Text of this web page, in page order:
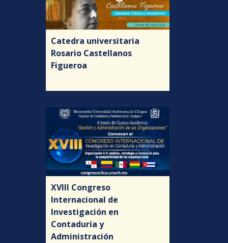
Catedra universitaria
Rosario Castellanos
Figueroa
XVIII Congreso
Internacional de
Investigación en
Contaduría y
Administración